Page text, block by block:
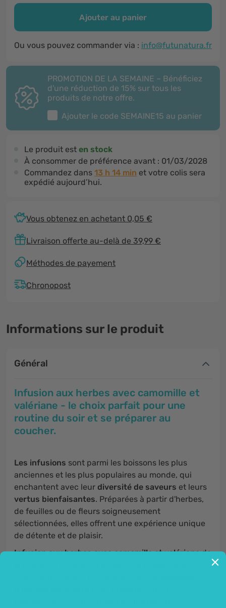
Ajouter au panier
Ou vous pouvez commander via : info@futunatura.fr
PROMOTION DE LA SEMAINE – Bénéficiez
d'une réduction de 15% sur tous les
produits de notre offre.
Ajouter le code SEMAINE15 au panier
Le produit est en stock
À consommer de préférence avant : 01/03/2028
Commandez dans 13 h 14 min et votre colis sera
expédié aujourd’hui.
Vous obtenez en achetant 0,05 €
Livraison offerte au-delà de 39,99 €
Méthodes de payement
Chronopost
Informations sur le produit
Général
Infusion aux herbes avec camomille et
valériane - le choix parfait pour une
routine du soir et se préparer au
coucher.
Les infusions sont parmi les boissons les plus
anciennes et les plus populaires au monde, qui
enchantent avec leur diversité de saveurs et leurs
vertus bienfaisantes. Préparées à partir d'herbes,
de feuilles ou de fleurs soigneusement
sélectionnées, elles offrent une expérience unique
de détente et de plaisir.
Infusion aux herbes avec camomille et valérianede